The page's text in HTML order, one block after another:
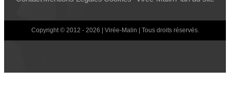
Copyright © 2012 - 2026 | Virée-Malin | Tous droits réservés.